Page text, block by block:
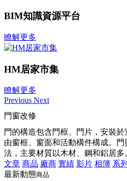
BIM知識資源平台
瞭解更多
HM居家市集
瞭解更多
Previous Next
門窗改修
門的構造包含門框、門片，安裝
由窗框、窗面和活動構件構成。
法，主要材質以木材、鋼和鋁居多
文章 商品 廠商 實績 影片 相簿 系列
最新動態商品